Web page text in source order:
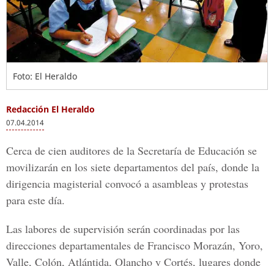
Foto: El Heraldo
Redacción El Heraldo
07.04.2014
Cerca de cien auditores de la Secretaría de Educación se
movilizarán en los siete departamentos del país, donde la
dirigencia magisterial convocó a asambleas y protestas
para este día.
Las labores de supervisión serán coordinadas por las
direcciones departamentales de Francisco Morazán, Yoro,
Valle, Colón, Atlántida, Olancho y Cortés, lugares donde